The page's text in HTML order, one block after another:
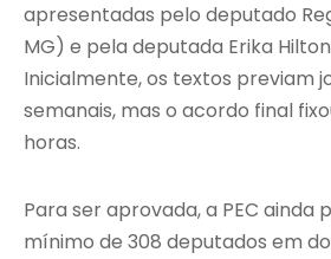
apresentadas pelo deputado
MG) e pela deputada Erika Hilton
Inicialmente, os textos previam
semanais, mas o acordo final
horas.
Para ser aprovada, a PEC ainda
mínimo de 308 deputados em